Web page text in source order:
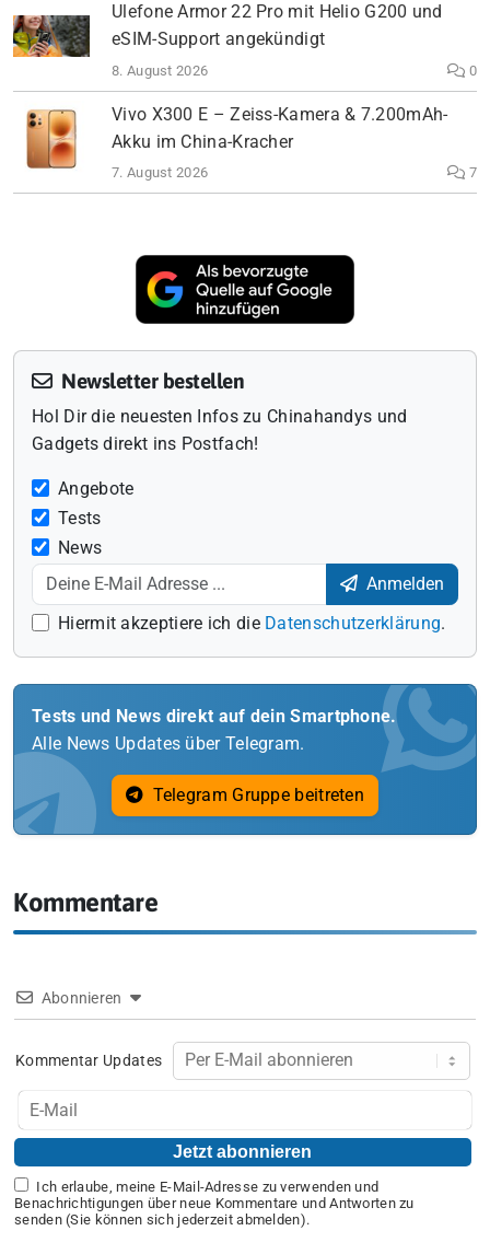
Ulefone Armor 22 Pro mit Helio G200 und
eSIM-Support angekündigt
8. August 2026 0
Vivo X300 E – Zeiss-Kamera & 7.200mAh-
Akku im China-Kracher
7. August 2026 7
Newsletter bestellen
Hol Dir die neuesten Infos zu Chinahandys und
Gadgets direkt ins Postfach!
Angebote
Tests
News
Anmelden
Hiermit akzeptiere ich die Datenschutzerklärung.
Tests und News direkt auf dein Smartphone.
Alle News Updates über Telegram.
Telegram Gruppe beitreten
Kommentare
Abonnieren
Kommentar Updates
Ich erlaube, meine E-Mail-Adresse zu verwenden und
Benachrichtigungen über neue Kommentare und Antworten zu
senden (Sie können sich jederzeit abmelden).